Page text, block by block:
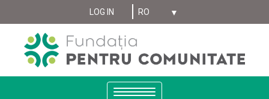
principal
MENIU
CONT
UTILIZATOR
ANONYMUS
LOG IN
Select your language
Toggle